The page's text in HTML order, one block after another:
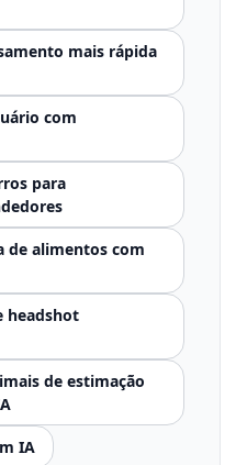
mais rápida
com
para
de alimentos com
headshot
de estimação
IA